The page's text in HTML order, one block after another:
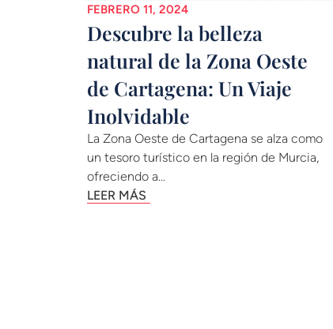
FEBRERO 11, 2024
Descubre la belleza
natural de la Zona Oeste
de Cartagena: Un Viaje
Inolvidable
La Zona Oeste de Cartagena se alza como
un tesoro turístico en la región de Murcia,
ofreciendo a...
LEER MÁS